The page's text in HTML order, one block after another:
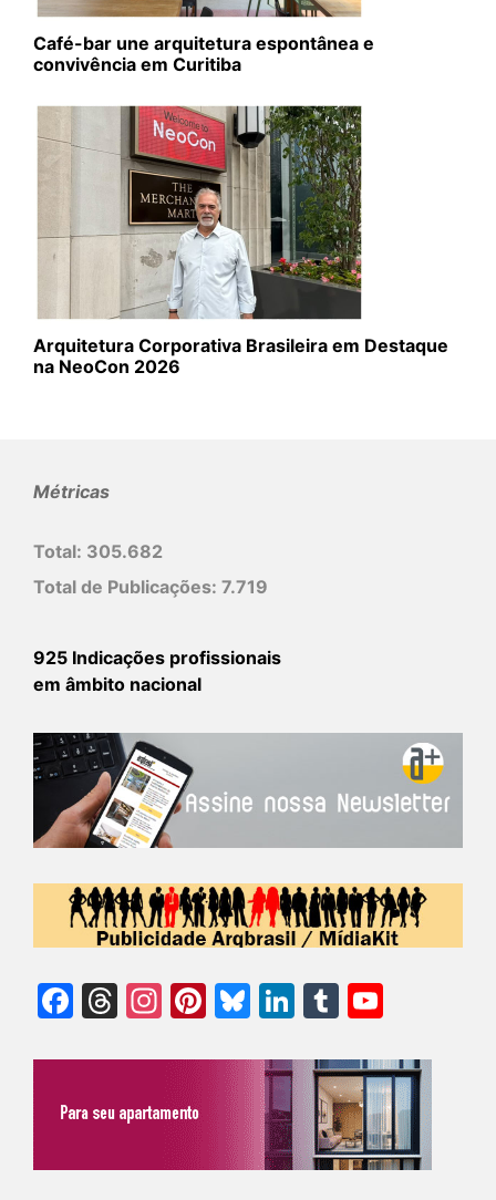
Café-bar une arquitetura espontânea e
convivência em Curitiba
Arquitetura Corporativa Brasileira em Destaque
na NeoCon 2026
Métricas
Total: 305.682
Total de Publicações: 7.719
925 Indicações profissionais
em âmbito nacional
Facebook
Threads
Instagram
Pinterest
Bluesky
LinkedIn
Tumblr